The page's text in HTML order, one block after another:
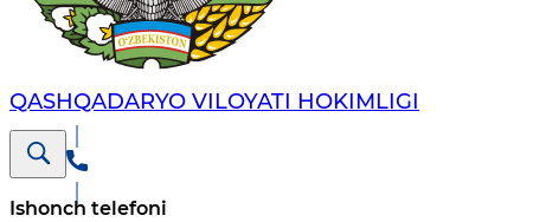
QASHQADARYO VILOYATI HОKIMLIGI
Ishonch telefoni